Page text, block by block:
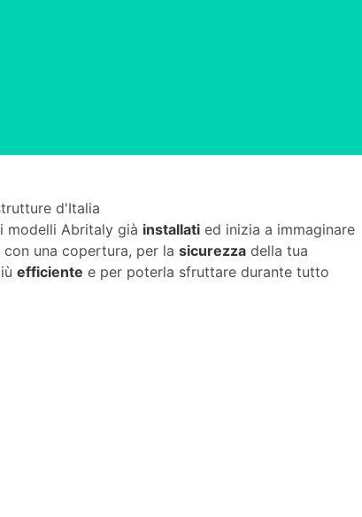
d'Italia
modelli Abritaly già installati ed inizia a immaginare
una copertura, per la sicurezza della tua
efficiente e per poterla sfruttare durante tutto